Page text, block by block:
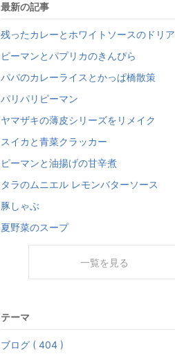
最新の記事
残ったカレーとホワイトソースのドリア
ピーマンとパプリカのきんぴら
パパのカレーライスとかっぱ橋散策
パリパリピーマン
ヤマザキの薄皮シリーズをリメイク
スイカと青菜クラッカー
ピーマンと油揚げの甘辛煮
タラのムニエル レモンバターソース
豚しゃぶ
夏野菜のスープ
一覧を見る
テーマ
ブログ ( 404 )